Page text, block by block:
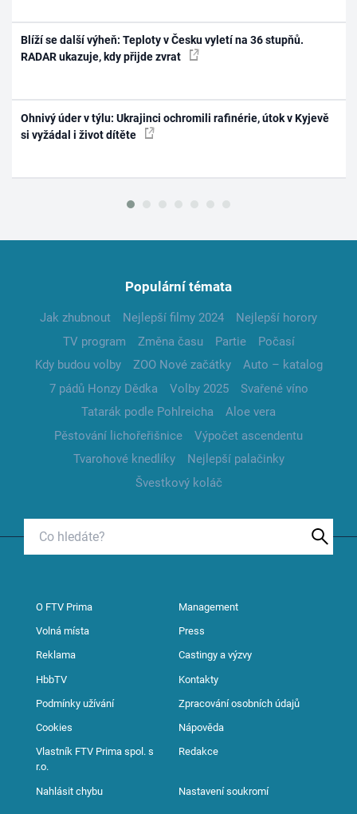
Blíží se další výheň: Teploty v Česku vyletí na 36 stupňů.
RADAR ukazuje, kdy přijde zvrat
Ohnivý úder v týlu: Ukrajinci ochromili rafinérie, útok v Kyjevě
si vyžádal i život dítěte
Populární témata
Jak zhubnout Nejlepší filmy 2024
Nejlepší horory
TV program
Změna času Partie
Počasí
Kdy budou volby
ZOO Nové začátky
Auto – katalog
7 pádů Honzy Dědka
Volby 2025
Svařené víno
Tatarák podle Pohlreicha
Aloe vera
Pěstování lichořeřišnice
Výpočet ascendentu
Tvarohové knedlíky
Nejlepší palačinky
Švestkový koláč
O FTV Prima Management
Volná místa Press
Reklama Castingy a výzvy
HbbTV Kontakty
Podmínky užívání Zpracování osobních údajů
Cookies Nápověda
Vlastník FTV Prima spol. s
r.o.
Redakce
Nahlásit chybu Nastavení soukromí